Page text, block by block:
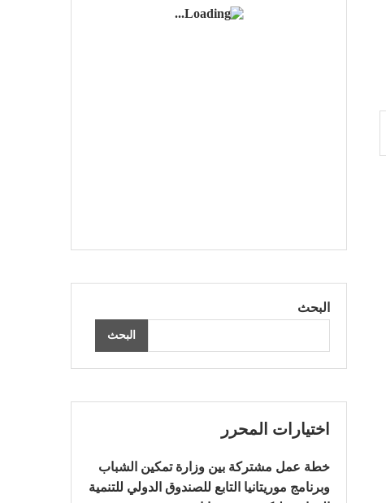
البحث
البحث
اختيارات المحرر
خطة عمل مشتركة بين وزارة تمكين الشباب
وبرنامج موريتانيا التابع للصندوق الدولي للتنمية